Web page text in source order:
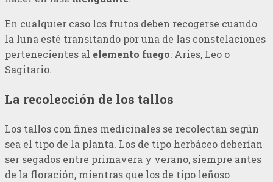
En cualquier caso los frutos deben recogerse cuando
la luna esté transitando por una de las constelaciones
pertenecientes al elemento fuego: Aries, Leo o
Sagitario.
La recolección de los tallos
Los tallos con fines medicinales se recolectan según
sea el tipo de la planta. Los de tipo herbáceo deberían
ser segados entre primavera y verano, siempre antes
de la floración, mientras que los de tipo leñoso